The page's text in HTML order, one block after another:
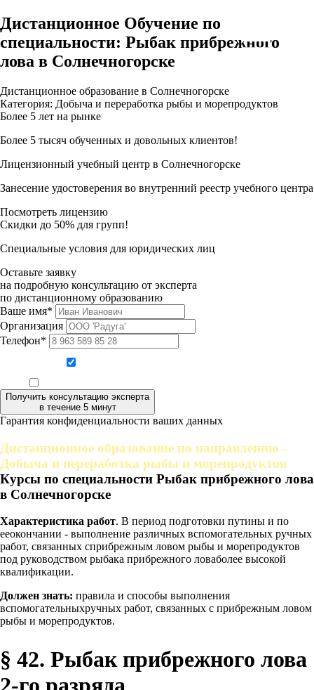
Дистанционное Обучение по
специальности: Рыбак прибрежного
лова в Солнечногорске
Дистанционное образование в Солнечногорске
Категория: Добыча и переработка рыбы и морепродуктов
Более 5 лет на рынке
Более 5 тысяч обученных и довольных клиентов!
Лицензионный учебный центр в Солнечногорске
Занесение удостоверения во внутренний реестр учебного центра
Посмотреть лицензию
Скидки до 50% для групп!
Специальные условия для юридических лиц
Оставьте заявку
на подробную консультацию от эксперта
по дистанционному образованию
Ваше имя*
Организация
Телефон*
Получить консультацию эксперта
в течение 5 минут
Гарантия конфиденциальности ваших данных
Дистанционное образование по направлению -
Добыча и переработка рыбы и морепродуктов
Курсы по специальности Рыбак прибрежного лова
в Солнечногорске
Характеристика работ. В период подготовки путины и по
ееокончании - выполнение различных вспомогательных ручных
работ, связанных сприбрежным ловом рыбы и морепродуктов
под руководством рыбака прибрежного ловаболее высокой
квалификации.
Должен знать: правила и способы выполнения
вспомогательныхручных работ, связанных с прибрежным ловом
рыбы и морепродуктов.
§ 42. Рыбак прибрежного лова
2-го разряда